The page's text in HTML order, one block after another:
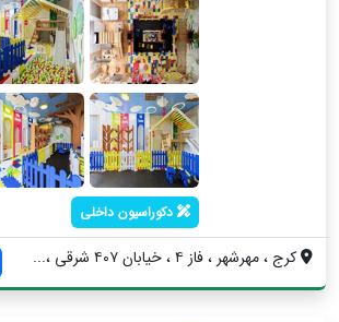
دکوراسیون داخلی
کرج ، مهرشهر ، فاز ۴ ، خیابان ۴۰۷ شرقی ،...